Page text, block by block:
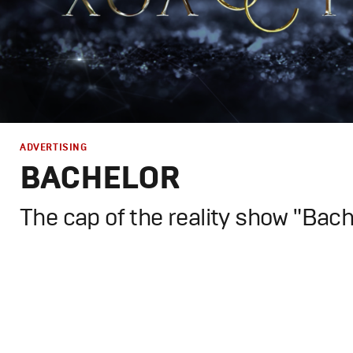
BACHELOR
The cap of the reality show
ADVERTISING